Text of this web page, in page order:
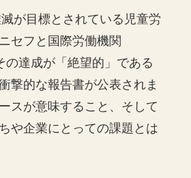
が目標とされている児童労
セフと国際労働機関
の達成が「絶望的」である
撃的な報告書が公表されま
スが意味すること、そして
や企業にとっての課題とは